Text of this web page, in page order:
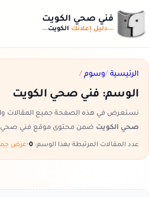
فني صحي الكويت
دليل إعلانك الكويت
الرئيسية /وسوم /
الوسم: فني صحي الكويت
نستعرض في هذه الصفحة جميع المقالات
صحي الكويت ضمن محتوى موقع فني صحي
عدد المقالات المرتبطة بهذا الوسم: •عرض